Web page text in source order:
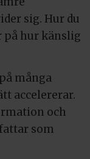
sig. Hur du
på hur känslig
många
accelererar.
och
som